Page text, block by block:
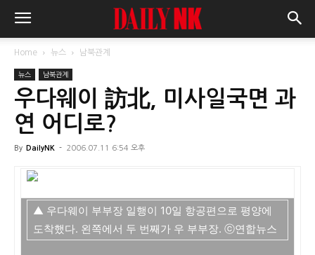
Home 뉴스 남북관계
뉴스 남북관계
우다웨이 訪北, 미사일국면 과
연 어디로?
By DailyNK - 2006.07.11 6:54 오후
▲ 우다웨이 부부장 일행이 10일 항공편으로 평양에
도착했다. 왼쪽에서 두 번째가 우 부부장. ⓒ연합뉴스